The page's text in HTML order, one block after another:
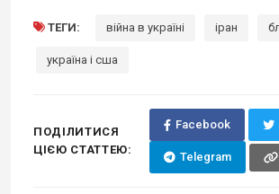
ТЕГИ: війна в україні іран
україна і сша
ПОДІЛИТИСЯ
ЦІЄЮ СТАТТЕЮ:
Facebook
Telegram